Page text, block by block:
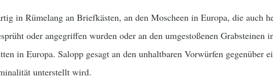
in Rümelang an Briefkästen, an den Moscheen in Europa, die auch
oder angegriffen wurden oder an den umgestoßenen Grabsteinen
in Europa. Salopp gesagt an den unhaltbaren Vorwürfen gegenüber
unterstellt wird.